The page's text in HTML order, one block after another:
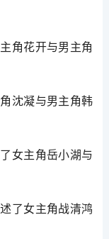
角花开与男主角
沈凝与男主角韩
女主角岳小湖与
了女主角战清鸿